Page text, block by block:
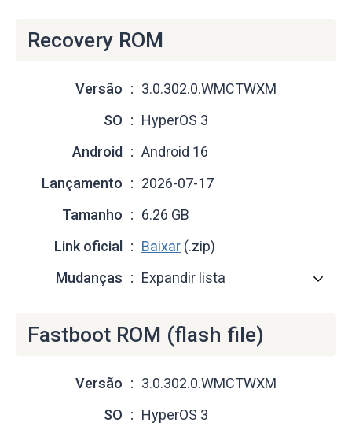
Recovery ROM
Versão
3.0.302.0.WMCTWXM
SO
HyperOS 3
Android
Android 16
Lançamento
2026-07-17
Tamanho
6.26 GB
Link oficial
Baixar (.zip)
Mudanças
Expandir lista
Fastboot ROM (flash file)
Versão
3.0.302.0.WMCTWXM
SO
HyperOS 3